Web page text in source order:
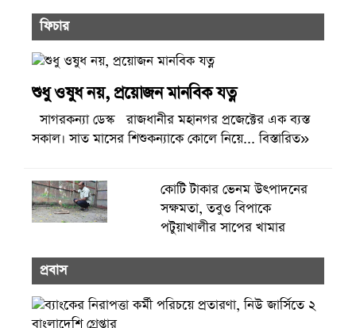
ফিচার
শুধু ওষুধ নয়, প্রয়োজন মানবিক যত্ন
সাগরকন্যা ডেস্ক রাজধানীর মহানগর প্রজেক্টের এক ব্যস্ত
সকাল। সাত মাসের শিশুকন্যাকে কোলে নিয়ে... বিস্তারিত»
কোটি টাকার ভেনম উৎপাদনের
সক্ষমতা, তবুও বিপাকে
পটুয়াখালীর সাপের খামার
প্রবাস